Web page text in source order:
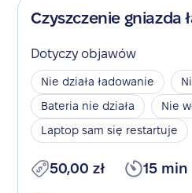
Czyszczenie gniazda
Dotyczy objawów
Nie działa ładowanie
Bateria nie działa
Nie
Laptop sam się restartuje
50,00 zł 15 min